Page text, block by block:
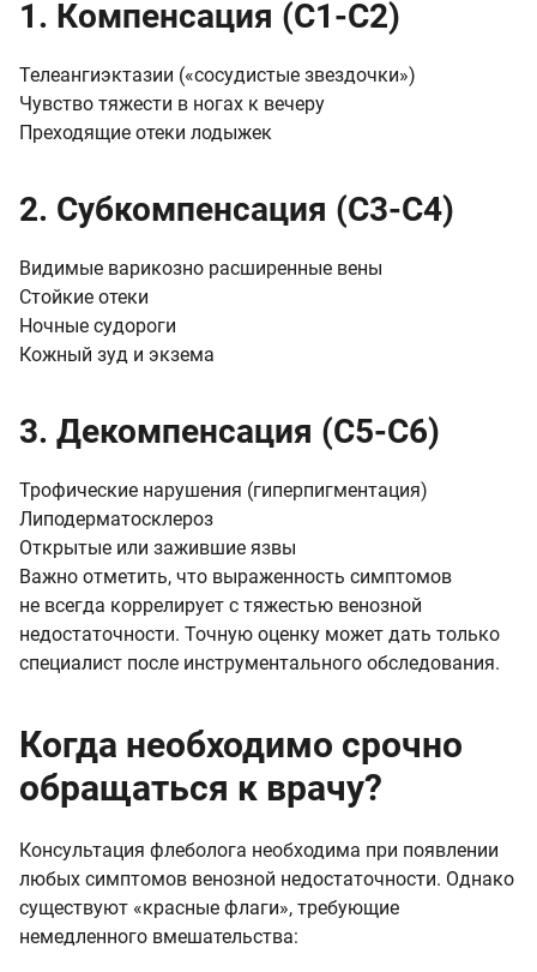
1. Компенсация (C1-C2)
Телеангиэктазии («сосудистые звездочки»)
Чувство тяжести в ногах к вечеру
Преходящие отеки лодыжек
2. Субкомпенсация (C3-C4)
Видимые варикозно расширенные вены
Стойкие отеки
Ночные судороги
Кожный зуд и экзема
3. Декомпенсация (C5-C6)
Трофические нарушения (гиперпигментация)
Липодерматосклероз
Открытые или зажившие язвы
Важно отметить, что выраженность симптомов
не всегда коррелирует с тяжестью венозной
недостаточности. Точную оценку может дать только
специалист после инструментального обследования.
Когда необходимо срочно
обращаться к врачу?
Консультация флеболога необходима при появлении
любых симптомов венозной недостаточности. Однако
существуют «красные флаги», требующие
немедленного вмешательства: